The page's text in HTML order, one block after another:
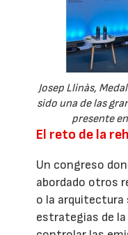
Josep Llinàs,
sido una de las
presente
El reto de la
Un congreso
abordado otros
o la arquitectura
estrategias de